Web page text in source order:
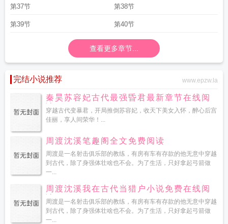
第37节 第38节
第39节 第40节
查看更多章节...
完结小说推荐 www.epzw.la
秦昊苏容妃古代最强昏君最新章节在线阅
读
穿越古代变暴君，开局推倒苏容妃，收天下美女入怀，醉心后宫
佳丽，享人间荣华！...
周渡沈溪笔趣阁全文免费阅读
周渡是一名射击俱乐部的教练，有房有车有存款的他无意中穿越
到古代，除了身强体壮啥也不会。为了生活，只好拿起弓箭做
一...
周渡沈溪我在古代当猎户小说免费在线阅
读
周渡是一名射击俱乐部的教练，有房有车有存款的他无意中穿越
到古代，除了身强体壮啥也不会。为了生活，只好拿起弓箭做
一...